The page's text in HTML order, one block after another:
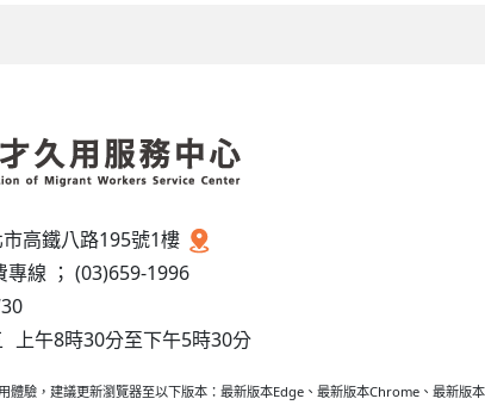
高鐵八路195號1樓
專線 ； (03)659-1996
上午8時30分至下午5時30分
體驗，建議更新瀏覽器至以下版本：最新版本Edge、最新版本Chrome、最新版